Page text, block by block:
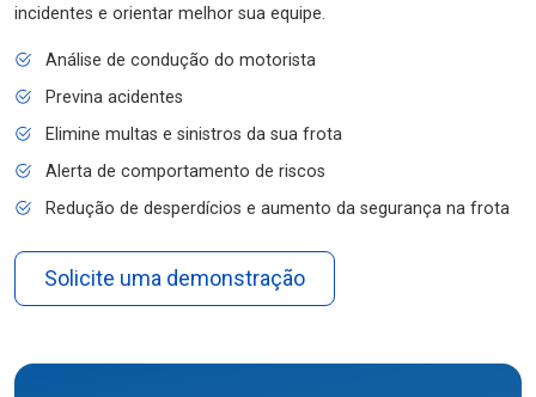
incidentes e orientar melhor sua equipe.
Análise de condução do motorista
Previna acidentes
Elimine multas e sinistros da sua frota
Alerta de comportamento de riscos
Redução de desperdícios e aumento da segurança na frota
Solicite uma demonstração